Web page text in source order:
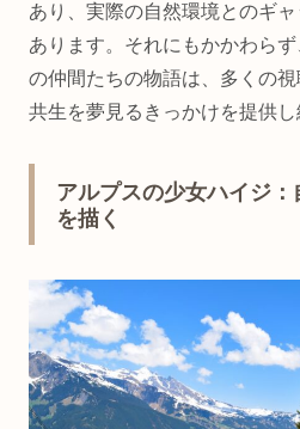
あり、実際の自然環境とのギ
あります。それにもかかわら
の仲間たちの物語は、多くの
共生を夢見るきっかけを提供し
アルプスの少女ハイジ
を描く